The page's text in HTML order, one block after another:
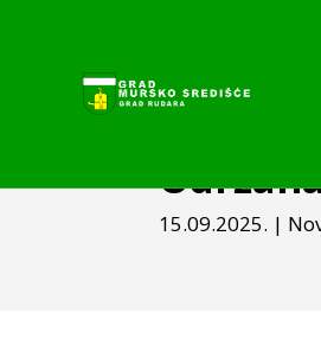
15.09.2025. |